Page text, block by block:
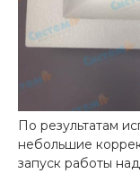
По результатам
небольшие
запуск работы